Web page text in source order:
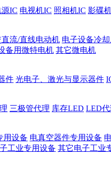
源IC 电视机IC 照相机IC 影碟
流/直线电动机 电子设备冷
备用微特电机 其它微电机
件 光电子、激光与显示器件
三极管代理 库存LED LED代
用设备 电真空器件专用设备
工业专用设备 其它电子工业